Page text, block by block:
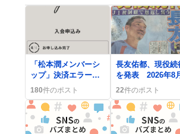
「松本潤メンバーシ
ップ」決済エラー続
出、メール未着で
「待ち時間が長くて
焦る」声
180件のポスト
長友佑都、現役続
を発表 2026年8
ホーム戦でFC東京
再契約、ファン歓
22件のポスト